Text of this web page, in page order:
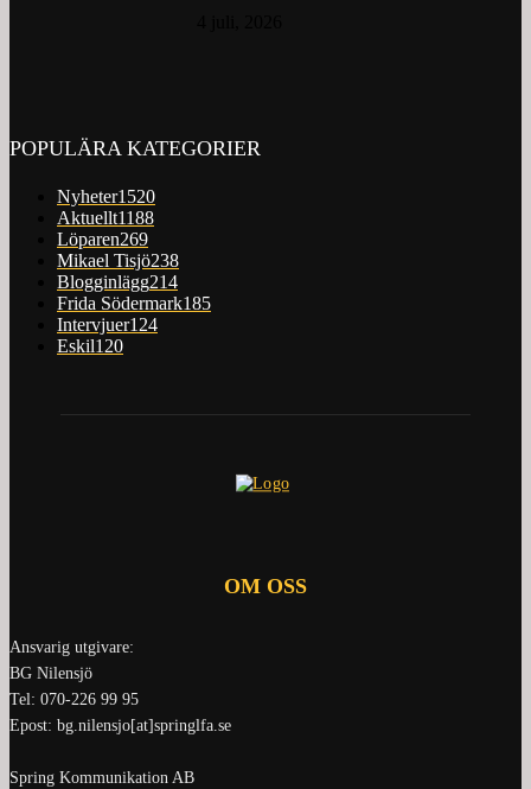
POPULÄRA KATEGORIER
Nyheter1520
Aktuellt1188
Löparen269
Mikael Tisjö238
Blogginlägg214
Frida Södermark185
Intervjuer124
Eskil120
OM OSS
Ansvarig utgivare:
BG Nilensjö
Tel: 070-226 99 95
Epost: bg.nilensjo[at]springlfa.se
Spring Kommunikation AB